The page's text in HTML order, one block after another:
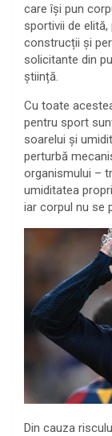
care își pun
sportivii de
construcții și
solicitante din
știință.
Cu toate
pentru sport
soarelui și
perturbă
organismului –
umiditatea
iar corpul nu se
Din cauza